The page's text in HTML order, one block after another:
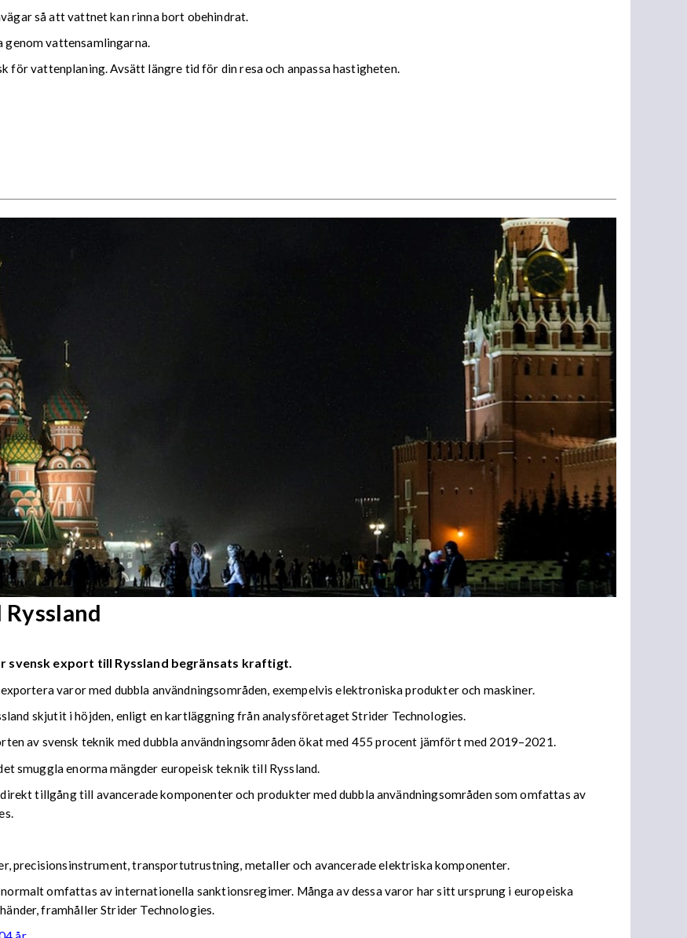
så att vattnet kan rinna bort obehindrat.
genom vattensamlingarna.
för vattenplaning. Avsätt längre tid för din resa och anpassa hastigheten.
svensk export till Ryssland begränsats kraftigt.
varor med dubbla användningsområden, exempelvis elektroniska produkter och maskiner.
skjutit i höjden, enligt en kartläggning från analysföretaget Strider Technologies.
av svensk teknik med dubbla användningsområden ökat med 455 procent jämfört med 2019–2021.
smuggla enorma mängder europeisk teknik till Ryssland.
tillgång till avancerade komponenter och produkter med dubbla användningsområden som omfattas av
precisionsinstrument, transportutrustning, metaller och avancerade elektriska komponenter.
omfattas av internationella sanktionsregimer. Många av dessa varor har sitt ursprung i europeiska
framhåller Strider Technologies.